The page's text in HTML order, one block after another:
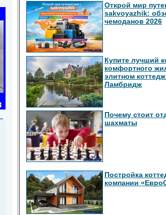
Открой мир
sakvoyazhik:
чемоданов 2026
Купите лучший
комфортного
элитном
Ламбридж
Почему стоит
шахматы
Постройка
компании